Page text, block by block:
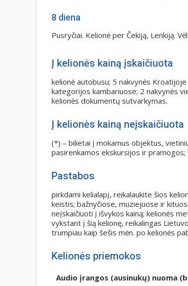
8 diena
Pusryčiai. Kelionė per Čekiją, Lenkiją.
Į kelionės kainą įskaičiuota
kelionė autobusu; 5 nakvynės
kategorijos kambariuose; 2 nakvynės
kelionės dokumentų sutvarkymas.
Į kelionės kainą neįskaičiuota
(*) – bilietai į mokamus objektus,
pasirenkamos ekskursijos ir
Pastabos
pirkdami kelialapį, reikalaukite šios
keistis; bažnyčiose, muziejuose ir
neįskaičiuoti į išvykos kainą; kelionės
vykstant į šią kelionę, reikalingas
trumpiau kaip šešis mėn. po kelionės
Kelionės priemokos
Audio įrangos (ausinukų) nuoma